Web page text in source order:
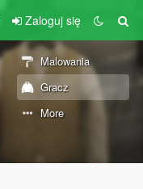
Zaloguj się
Malowania
Gracz
More